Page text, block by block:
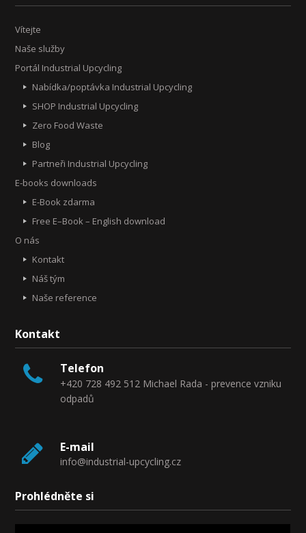
Vítejte
Naše služby
Portál Industrial Upcycling
Nabídka/poptávka Industrial Upcycling
SHOP Industrial Upcycling
Zero Food Waste
Blog
Partneři Industrial Upcycling
E-books downloads
E-Book zdarma
Free E–Book – English download
O nás
Kontakt
Náš tým
Naše reference
Kontakt
Telefon
+420 728 492 512 Michael Rada - prevence vzniku
odpadů
E-mail
info@industrial-upcycling.cz
Prohlédněte si